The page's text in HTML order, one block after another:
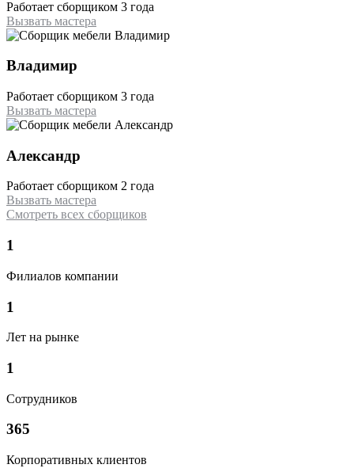
Работает сборщиком 3 года
Вызвать мастера
Владимир
Работает сборщиком 3 года
Вызвать мастера
Александр
Работает сборщиком 2 года
Вызвать мастера
Смотреть всех сборщиков
1
Филиалов компании
1
Лет на рынке
1
Сотрудников
365
Корпоративных клиентов